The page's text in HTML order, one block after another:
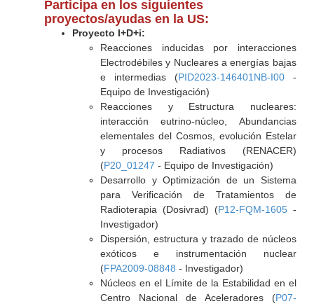
Participa en los siguientes
proyectos/ayudas en la US:
Proyecto I+D+i:
Reacciones inducidas por interacciones
Electrodébiles y Nucleares a energías bajas
e intermedias (PID2023-146401NB-I00-
Equipo de Investigación)
Reacciones y Estructura nucleares:
interacción eutrino-núcleo, Abundancias
elementales del Cosmos, evolución Estelar
y procesos Radiativos (RENACER)
(P20_01247 - Equipo de Investigación)
Desarrollo y Optimización de un Sistema
para Verificación de Tratamientos de
Radioterapia (Dosivrad) (P12-FQM-1605-
Investigador)
Dispersión, estructura y trazado de núcleos
exóticos e instrumentación nuclear
(FPA2009-08848 - Investigador)
Núcleos en el Límite de la Estabilidad en el
Centro Nacional de Aceleradores (P07-